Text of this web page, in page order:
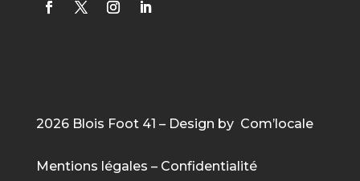
2026 Blois Foot 41 – Design by Com’locale
Mentions légales – Confidentialité